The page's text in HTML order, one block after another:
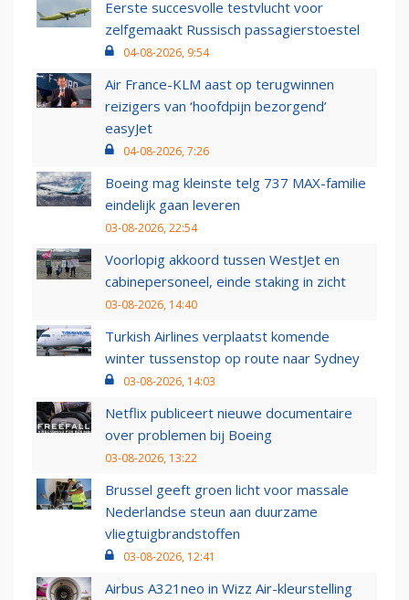
Eerste succesvolle testvlucht voor
zelfgemaakt Russisch passagierstoestel
04-08-2026, 9:54
Air France-KLM aast op terugwinnen
reizigers van ‘hoofdpijn bezorgend’
easyJet
04-08-2026, 7:26
Boeing mag kleinste telg 737 MAX-familie
eindelijk gaan leveren
03-08-2026, 22:54
Voorlopig akkoord tussen WestJet en
cabinepersoneel, einde staking in zicht
03-08-2026, 14:40
Turkish Airlines verplaatst komende
winter tussenstop op route naar Sydney
03-08-2026, 14:03
Netflix publiceert nieuwe documentaire
over problemen bij Boeing
03-08-2026, 13:22
Brussel geeft groen licht voor massale
Nederlandse steun aan duurzame
vliegtuigbrandstoffen
03-08-2026, 12:41
Airbus A321neo in Wizz Air-kleurstelling